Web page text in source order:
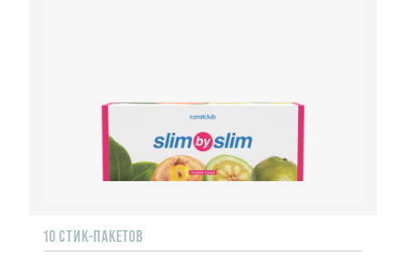
10 СТИК-ПАКЕТОВ